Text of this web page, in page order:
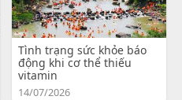
Tình trạng sức khỏe báo
động khi cơ thể thiếu
vitamin
14/07/2026